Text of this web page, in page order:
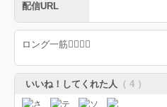
配信URL
ロング一筋✊🏻✊🏻
いいね！してくれた人 （ 4 ）